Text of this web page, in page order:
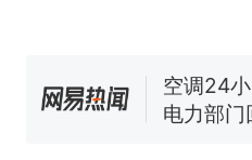
佛山一
试前13名